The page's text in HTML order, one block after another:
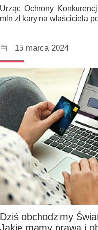
Urząd Ochrony
mln zł kary na właściciela
15 marca 2024
Dziś obchodzimy
Jakie mamy prawa i